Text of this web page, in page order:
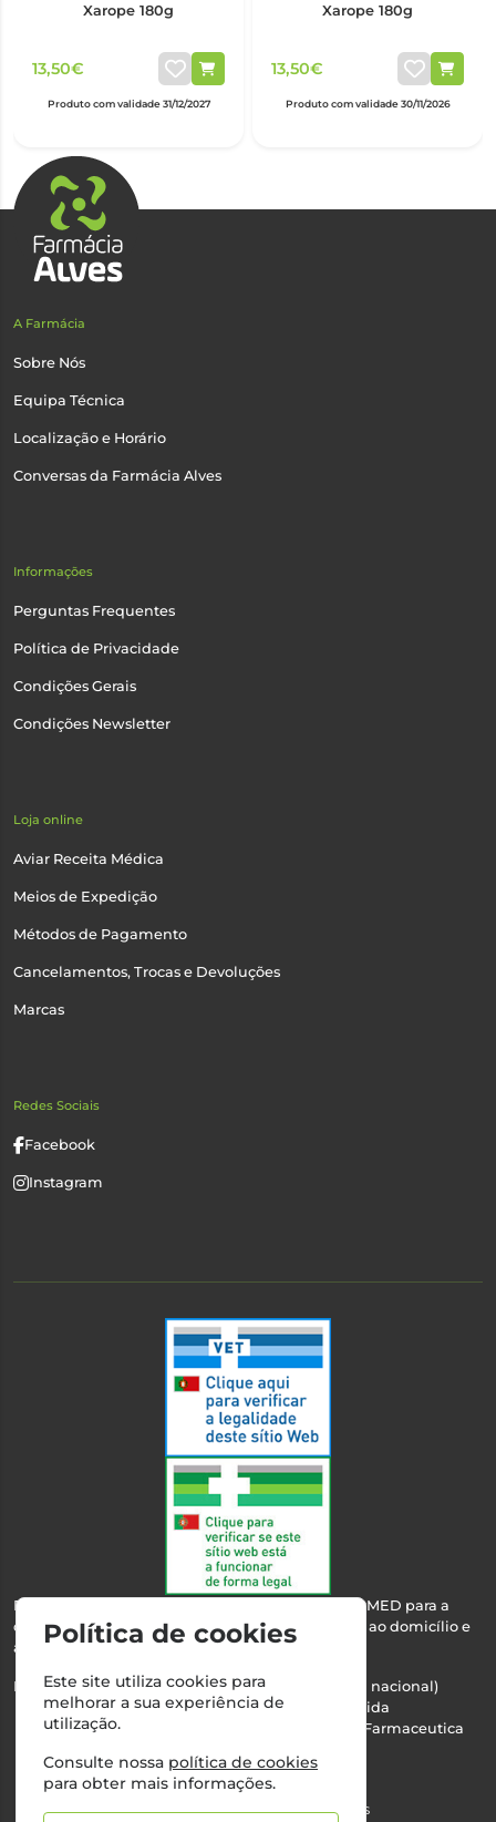
Xarope 180g
13,50€
Produto com validade 31/12/2027
Xarope 180g
13,50€
Produto com validade 30/11/2026
A Farmácia
Sobre Nós
Equipa Técnica
Localização e Horário
Conversas da Farmácia Alves
Informações
Perguntas Frequentes
Política de Privacidade
Condições Gerais
Condições Newsletter
Loja online
Aviar Receita Médica
Meios de Expedição
Métodos de Pagamento
Cancelamentos, Trocas e Devoluções
Marcas
Redes Sociais
Facebook
Instagram
Esta farmácia encontra-se autorizada pelo INFARMED para a
dispensa de medicamentos e produtos de saúde ao domicílio e
através da internet.
Nº Infarmed: 21 798 7100 (chamada para rede fixa nacional)
Direção Técnica:Maria Teresa Almeida
NIPC:510103669 | Teresa Almeida - Sociedade Farmaceutica
Alvará nº:2994
©2026 Todos os direitos reservados
Política de cookies
Este site utiliza cookies para
melhorar a sua experiência de
utilização.
Consulte nossa política de cookies
para obter mais informações.